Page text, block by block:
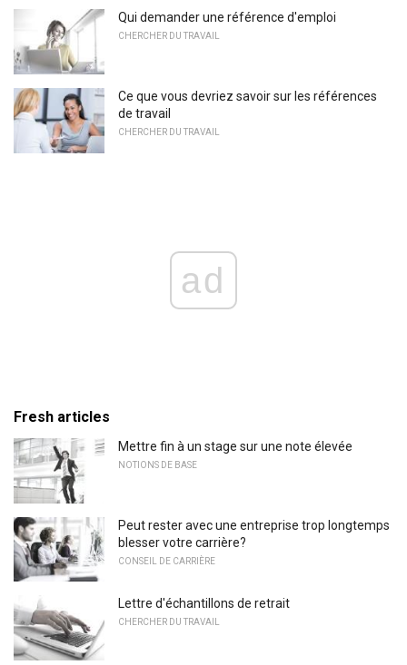
Qui demander une référence d'emploi
CHERCHER DU TRAVAIL
Ce que vous devriez savoir sur les références
de travail
CHERCHER DU TRAVAIL
ad
Fresh articles
Mettre fin à un stage sur une note élevée
NOTIONS DE BASE
Peut rester avec une entreprise trop longtemps
blesser votre carrière?
CONSEIL DE CARRIÈRE
Lettre d'échantillons de retrait
CHERCHER DU TRAVAIL